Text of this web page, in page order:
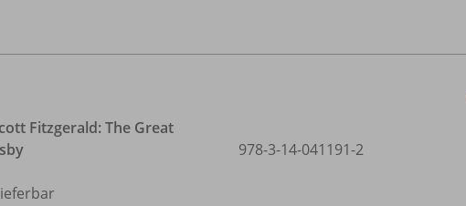
Fitzgerald: The Great
978-3-14-041191-2